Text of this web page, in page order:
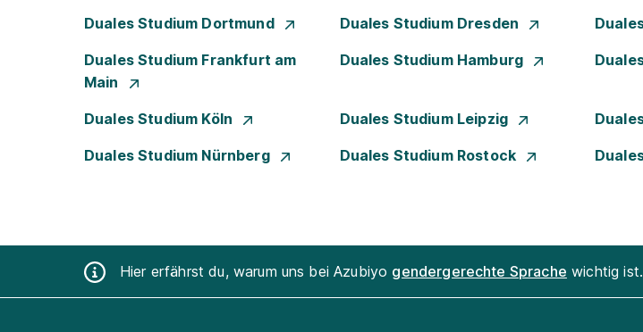
Duales Studium Dortmund Duales Studium Dresden
Duales Studium Frankfurt am
Main
Duales Studium Hamburg
Duales Studium Köln Duales Studium Leipzig
Duales Studium Nürnberg Duales Studium Rostock
Hier erfährst du, warum uns bei Azubiyo gendergerechte Sprache wichtig ist.